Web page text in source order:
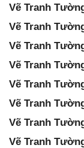
Vẽ Tranh
Vẽ Tranh
Vẽ Tranh
Vẽ Tranh
Vẽ Tranh
Vẽ Tranh
Vẽ Tranh
Vẽ Tranh